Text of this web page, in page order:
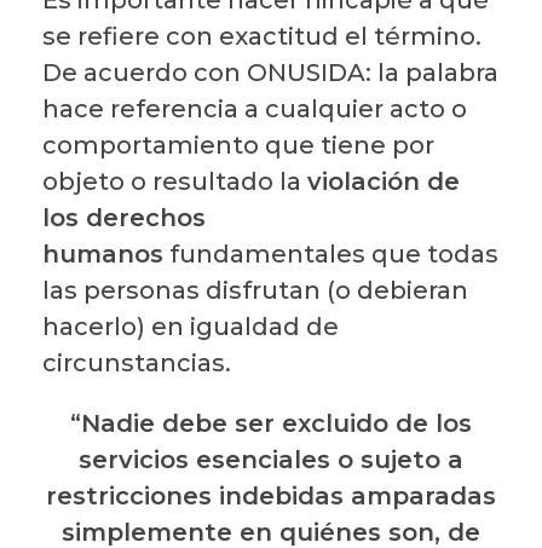
se refiere con exactitud el término.
De acuerdo con ONUSIDA: la palabra
hace referencia a cualquier acto o
comportamiento que tiene por
objeto o resultado la violación de
los derechos
humanos fundamentales que todas
las personas disfrutan (o debieran
hacerlo) en igualdad de
circunstancias.
“Nadie debe ser excluido de los
servicios esenciales o sujeto a
restricciones indebidas amparadas
simplemente en quiénes son, de